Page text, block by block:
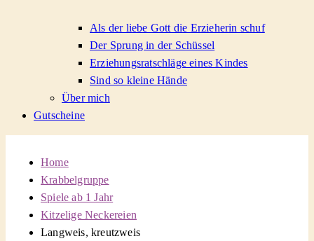
Als der liebe Gott die Erzieherin schuf
Der Sprung in der Schüssel
Erziehungsratschläge eines Kindes
Sind so kleine Hände
Über mich
Gutscheine
Home
Krabbelgruppe
Spiele ab 1 Jahr
Kitzelige Neckereien
Langweis, kreutzweis